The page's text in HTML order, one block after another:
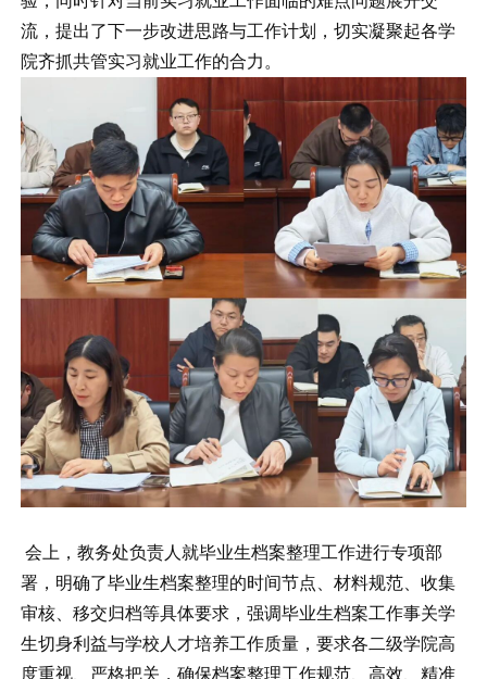
流，提出了下一步改进思路与工作计划，切实凝聚起各学
院齐抓共管实习就业工作的合力。
会上，教务处负责人就毕业生档案整理工作进行专项部
署，明确了毕业生档案整理的时间节点、材料规范、收集
审核、移交归档等具体要求，强调毕业生档案工作事关学
生切身利益与学校人才培养工作质量，要求各二级学院高
度重视、严格把关，确保档案整理工作规范、高效、精准